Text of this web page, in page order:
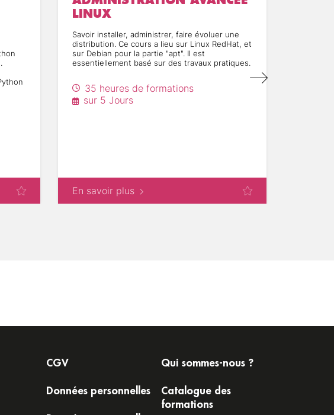
LINUX
Savoir installer, administrer, faire évoluer une
distribution. Ce cours a lieu sur Linux RedHat, et
sur Debian pour la partie "apt". Il est
essentiellement basé sur des travaux pratiques.
35 heures de formations
sur 5 Jours
En savoir plus
CGV
Données personnelles
Qui sommes-nous ?
Catalogue des
formations